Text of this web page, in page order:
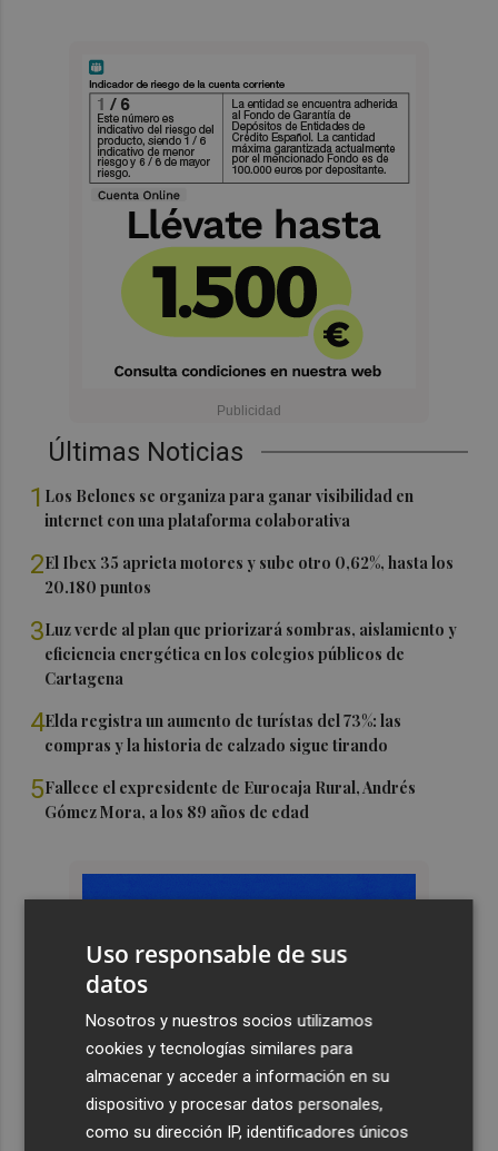
Últimas Noticias
1 Los Belones se organiza para ganar visibilidad en
internet con una plataforma colaborativa
2El Ibex 35 aprieta motores y sube otro 0,62%, hasta los
20.180 puntos
3Luz verde al plan que priorizará sombras, aislamiento y
eficiencia energética en los colegios públicos de
Cartagena
4Elda registra un aumento de turístas del 73%: las
compras y la historia de calzado sigue tirando
5Fallece el expresidente de Eurocaja Rural, Andrés
Gómez Mora, a los 89 años de edad
Uso responsable de sus
datos
Nosotros y nuestros socios utilizamos
cookies y tecnologías similares para
almacenar y acceder a información en su
dispositivo y procesar datos personales,
como su dirección IP, identificadores únicos